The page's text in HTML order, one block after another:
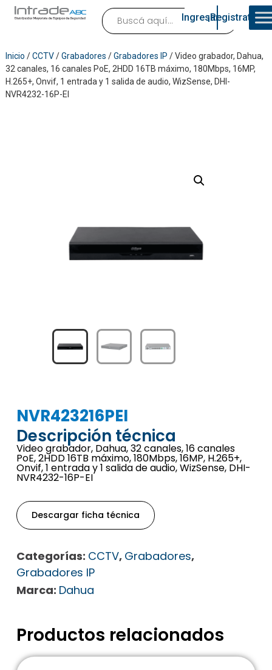
Ingresar¡Registrate!
Inicio /CCTV/Grabadores /Grabadores IP / Video grabador, Dahua,
32 canales, 16 canales PoE, 2HDD 16TB máximo, 180Mbps, 16MP,
H.265+, Onvif, 1 entrada y 1 salida de audio, WizSense, DHI-
NVR4232-16P-EI
NVR423216PEI
Descripción técnica
Video grabador, Dahua, 32 canales, 16 canales
PoE, 2HDD 16TB máximo, 180Mbps, 16MP, H.265+,
Onvif, 1 entrada y 1 salida de audio, WizSense, DHI-
NVR4232-16P-EI
Descargar ficha técnica
Categorías: CCTV, Grabadores,
Grabadores IP
Marca: Dahua
Productos relacionados